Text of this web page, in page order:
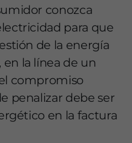
conozca
para que
de la energía
la línea de un
compromiso
penalizar debe ser
en la factura